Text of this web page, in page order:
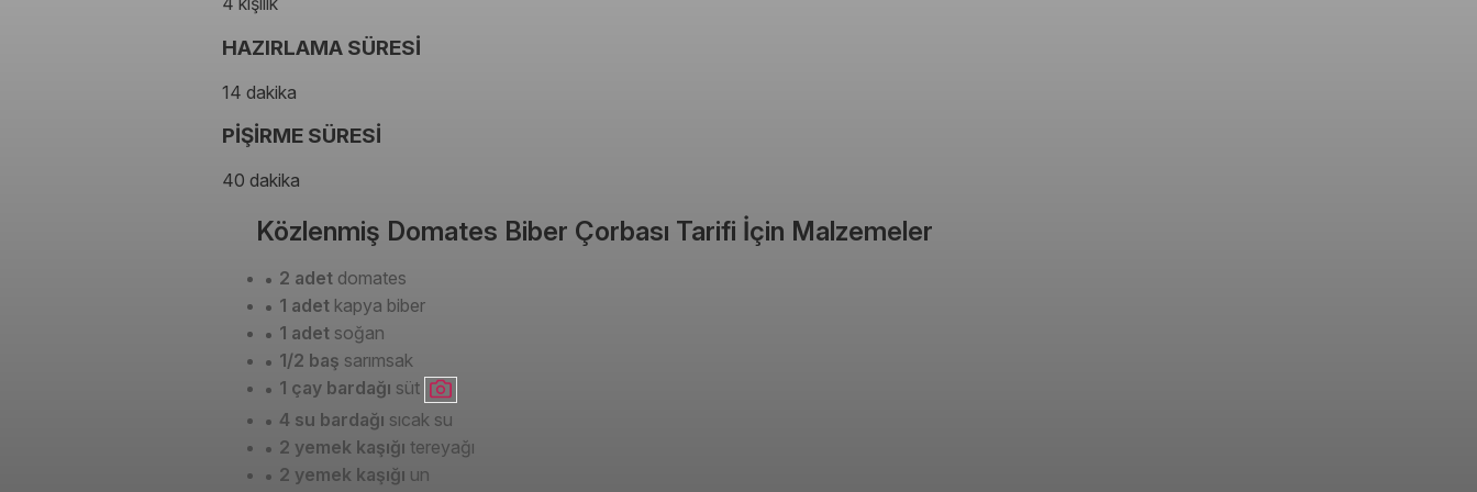
HAZIRLAMA SÜRESİ
14 dakika
PİŞİRME SÜRESİ
40 dakika
Közlenmiş Domates Biber Çorbası Tarifi İçin Malzemeler
2 adet domates
1 adet kapya biber
1 adet soğan
1/2 baş sarımsak
1 çay bardağı süt
4 su bardağı sıcak su
2 yemek kaşığı tereyağı
2 yemek kaşığı un